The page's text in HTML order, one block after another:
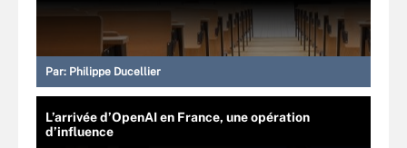
Par: Philippe Ducellier
L’arrivée d’OpenAI en France, une opération
d’influence